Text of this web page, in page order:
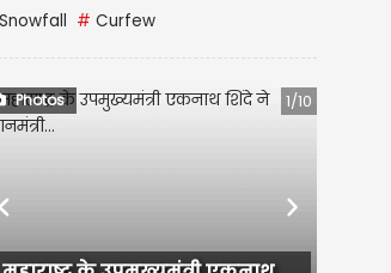
Snowfall # Curfew
Photos 1/10
Previous Next